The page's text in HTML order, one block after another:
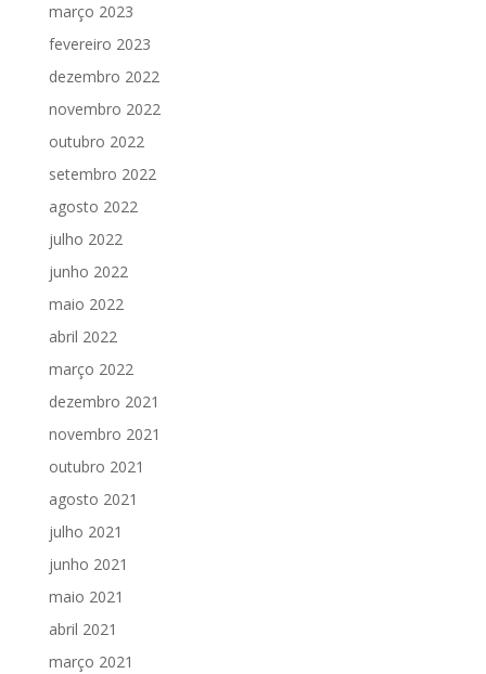
março 2023
fevereiro 2023
dezembro 2022
novembro 2022
outubro 2022
setembro 2022
agosto 2022
julho 2022
junho 2022
maio 2022
abril 2022
março 2022
dezembro 2021
novembro 2021
outubro 2021
agosto 2021
julho 2021
junho 2021
maio 2021
abril 2021
março 2021